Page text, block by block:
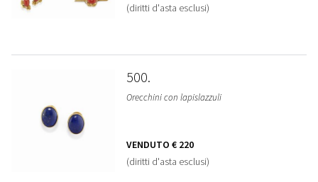
(diritti d'asta esclusi)
500
Orecchini con lapislazzuli
VENDUTO € 220
(diritti d'asta esclusi)